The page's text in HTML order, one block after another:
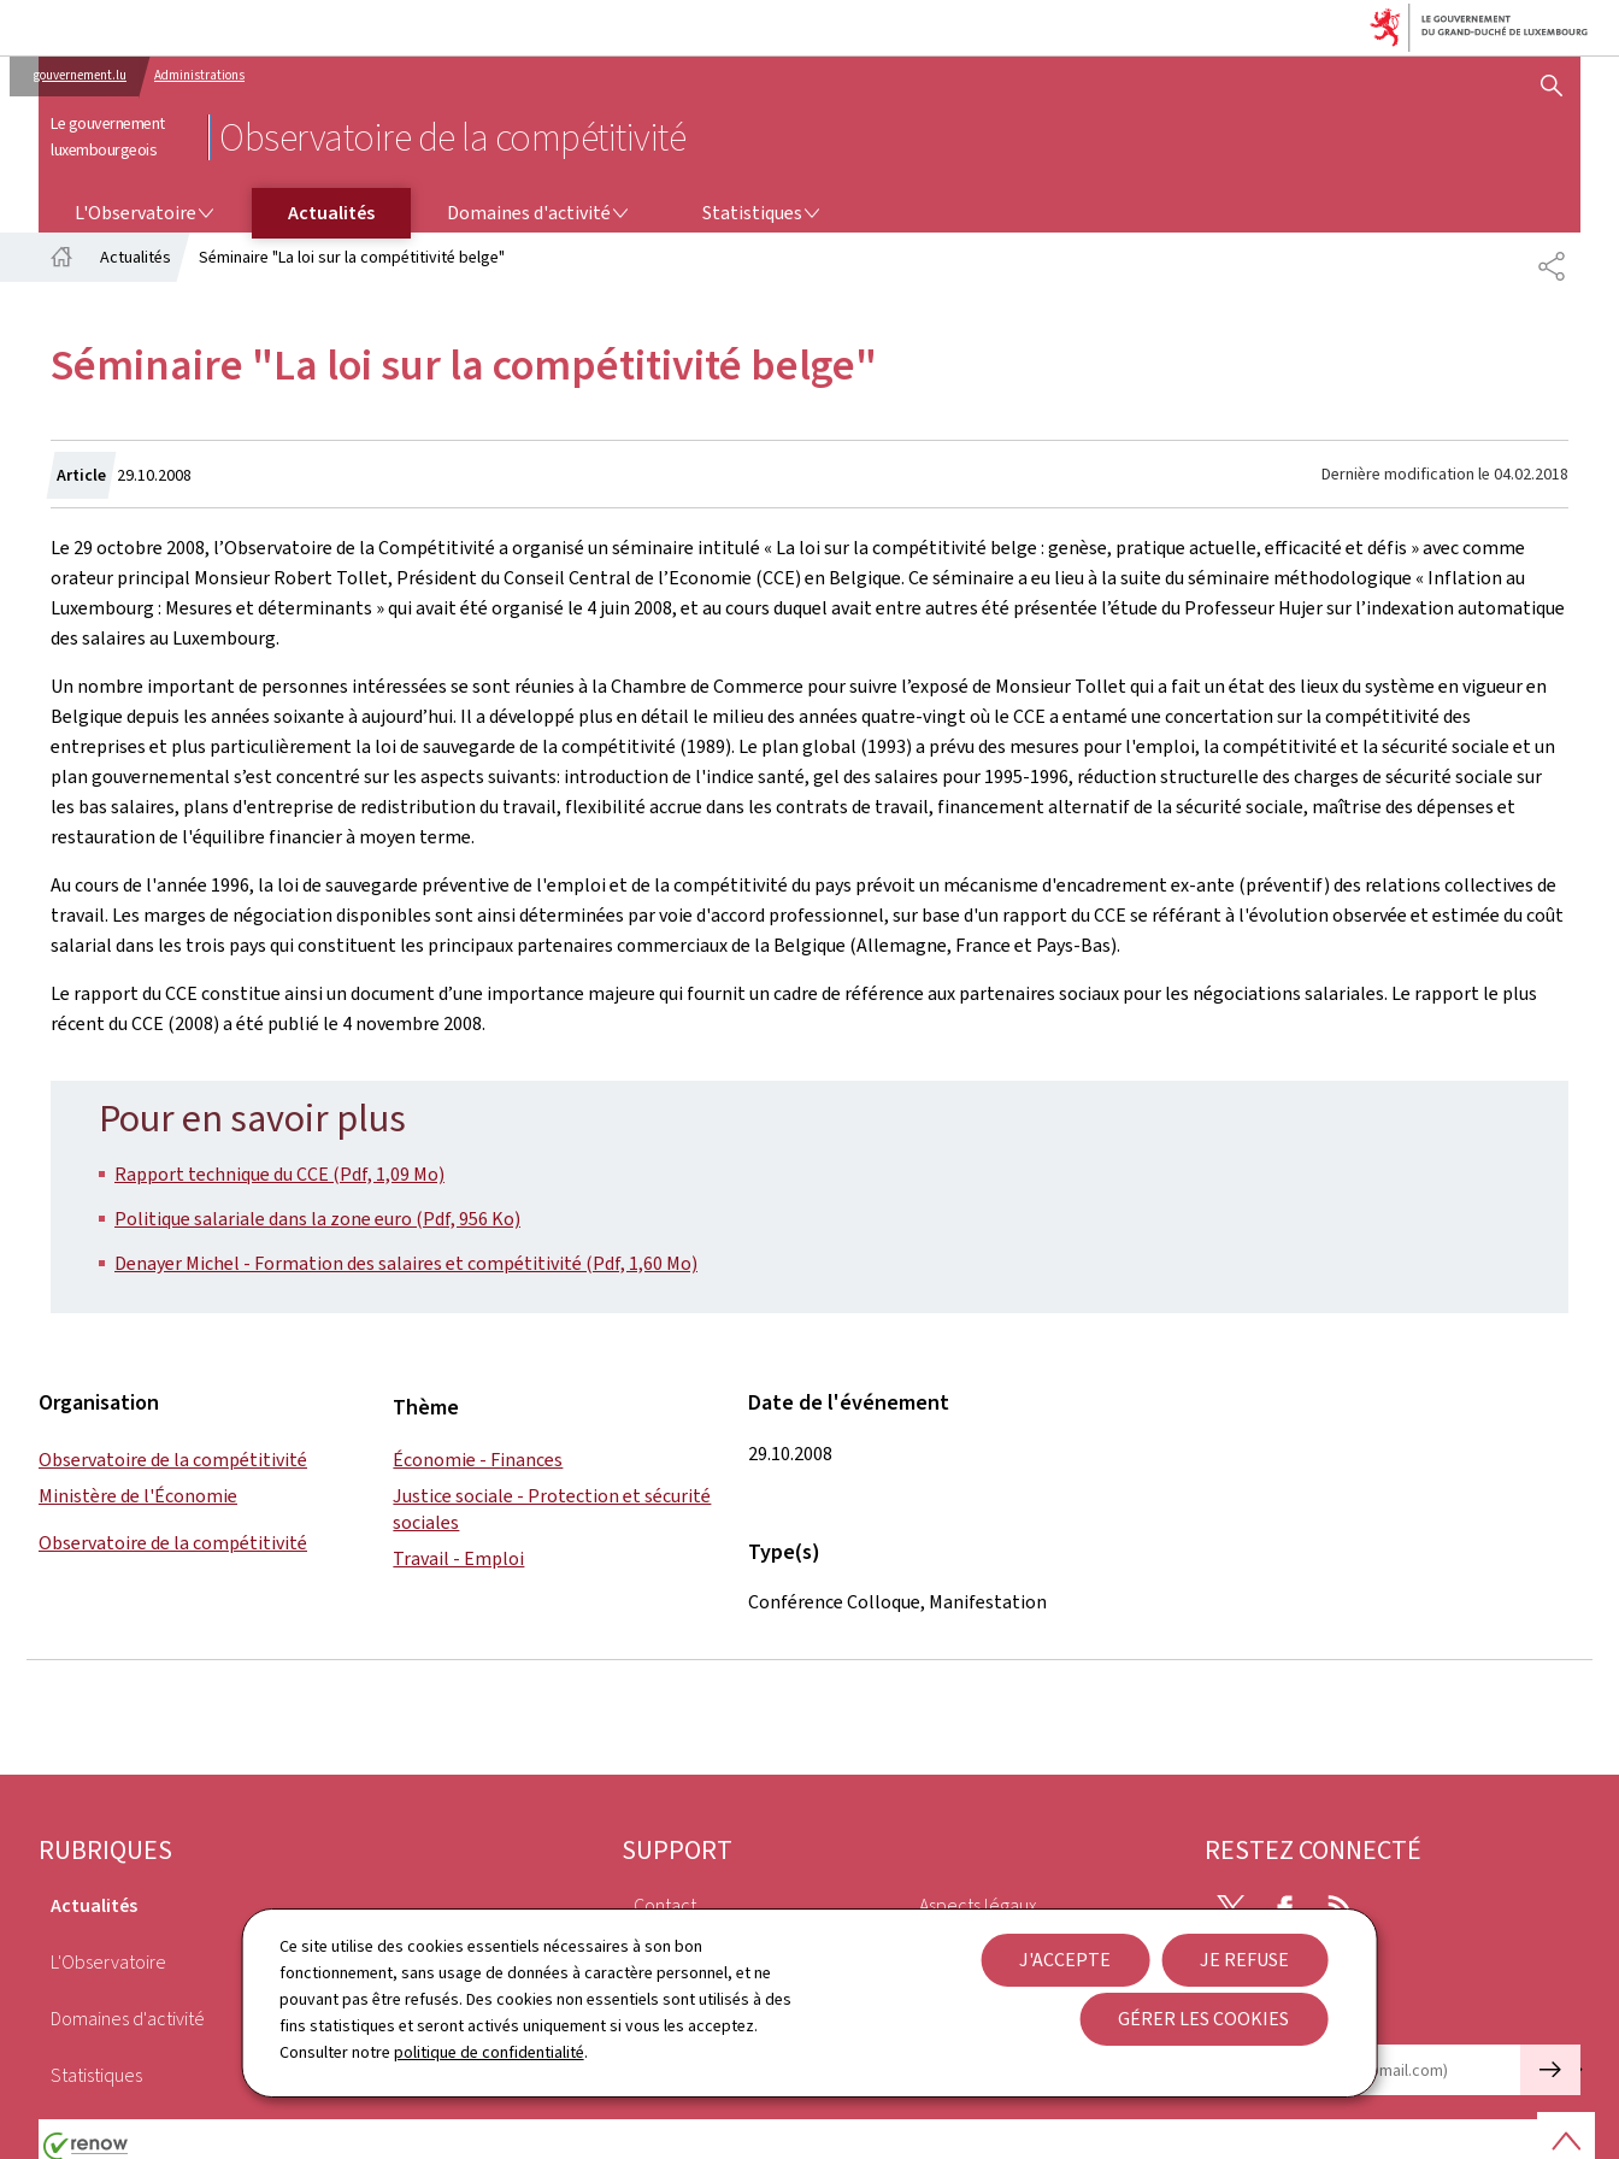
Ce site utilise des cookies essentiels nécessaires à son bon
fonctionnement, sans usage de données à caractère personnel, et ne
pouvant pas être refusés. Des cookies non essentiels sont utilisés à des
fins statistiques et seront activés uniquement si vous les acceptez.
Consulter notre politique de confidentialité.
J'ACCEPTE JE REFUSE
GÉRER LES COOKIES
gouvernement.lu Administrations
Le gouvernement
luxembourgeois
Observatoire de la compétitivité
AFFICHER / MASQUER
L'Observatoire Actualités Domaines d'activité Statistiques
Actualités Séminaire "La loi sur la compétitivité belge"
Séminaire "La loi sur la compétitivité belge"
Article Crée
le
29.10.2008 Dernière modification le 04.02.2018
Le 29 octobre 2008, l’Observatoire de la Compétitivité a organisé un séminaire intitulé « La loi sur la compétitivité belge : genèse, pratique actuelle, efficacité et défis » avec comme
orateur principal Monsieur Robert Tollet, Président du Conseil Central de l’Economie (CCE) en Belgique. Ce séminaire a eu lieu à la suite du séminaire méthodologique « Inflation au
Luxembourg : Mesures et déterminants » qui avait été organisé le 4 juin 2008, et au cours duquel avait entre autres été présentée l’étude du Professeur Hujer sur l’indexation automatique
des salaires au Luxembourg.
Un nombre important de personnes intéressées se sont réunies à la Chambre de Commerce pour suivre l’exposé de Monsieur Tollet qui a fait un état des lieux du système en vigueur en
Belgique depuis les années soixante à aujourd’hui. Il a développé plus en détail le milieu des années quatre-vingt où le CCE a entamé une concertation sur la compétitivité des
entreprises et plus particulièrement la loi de sauvegarde de la compétitivité (1989). Le plan global (1993) a prévu des mesures pour l'emploi, la compétitivité et la sécurité sociale et un
plan gouvernemental s’est concentré sur les aspects suivants: introduction de l'indice santé, gel des salaires pour 1995-1996, réduction structurelle des charges de sécurité sociale sur
les bas salaires, plans d'entreprise de redistribution du travail, flexibilité accrue dans les contrats de travail, financement alternatif de la sécurité sociale, maîtrise des dépenses et
restauration de l'équilibre financier à moyen terme.
Au cours de l'année 1996, la loi de sauvegarde préventive de l'emploi et de la compétitivité du pays prévoit un mécanisme d'encadrement ex-ante (préventif) des relations collectives de
travail. Les marges de négociation disponibles sont ainsi déterminées par voie d'accord professionnel, sur base d'un rapport du CCE se référant à l'évolution observée et estimée du coût
salarial dans les trois pays qui constituent les principaux partenaires commerciaux de la Belgique (Allemagne, France et Pays-Bas).
Le rapport du CCE constitue ainsi un document d’une importance majeure qui fournit un cadre de référence aux partenaires sociaux pour les négociations salariales. Le rapport le plus
récent du CCE (2008) a été publié le 4 novembre 2008.
Pour en savoir plus
Rapport technique du CCE (Pdf, 1,09 Mo)
Politique salariale dans la zone euro (Pdf, 956 Ko)
Denayer Michel - Formation des salaires et compétitivité (Pdf, 1,60 Mo)
Organisation
Observatoire de la compétitivité
Ministère de l'Économie
Observatoire de la compétitivité
Thème
Économie - Finances
Justice sociale - Protection et sécurité
sociales
Travail - Emploi
Date de l'événement
29.10.2008
Type(s)
Conférence Colloque, Manifestation
Pied
de
RUBRIQUES
Actualités
L'Observatoire
Domaines d'activité
Statistiques
Agenda
Annuaire
SUPPORT
Contact
Plan du site
À propos du site
Aspects légaux
Déclaration d'accessibilité
RESTEZ CONNECTÉ
TwitterFacebook
RSS
Newsletter
🡒
Haut